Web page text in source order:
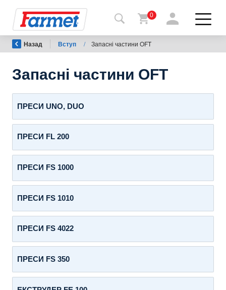
Назад
на
Farmet
Завантаження
0
Назад Вступ / Запасні частини OFT
Запасні частини OFT
ПРЕСИ UNO, DUO
ПРЕСИ FL 200
ПРЕСИ FS 1000
ПРЕСИ FS 1010
ПРЕСИ FS 4022
ПРЕСИ FS 350